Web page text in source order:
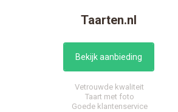
Taarten.nl
Bekijk aanbieding
Vetrouwde kwaliteit
Taart met foto
Goede klantenservice